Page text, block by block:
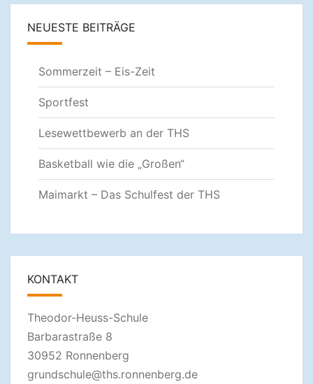
NEUESTE BEITRÄGE
Sommerzeit – Eis-Zeit
Sportfest
Lesewettbewerb an der THS
Basketball wie die „Großen“
Maimarkt – Das Schulfest der THS
KONTAKT
Theodor-Heuss-Schule
Barbarastraße 8
30952 Ronnenberg
grundschule@ths.ronnenberg.de